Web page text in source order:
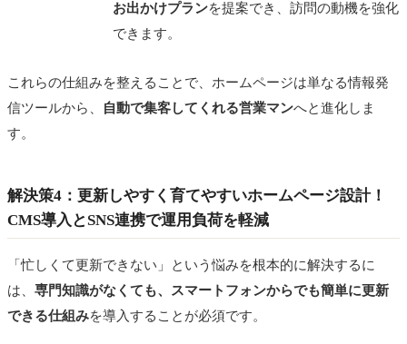
お出かけプランを提案でき、訪問の動機を強化
できます。
これらの仕組みを整えることで、ホームページは単なる情報発
信ツールから、
自動で集客してくれる営業マンへと進化しま
す。
解決策4：更新しやすく育てやすいホームページ設計！
CMS導入とSNS連携で運用負荷を軽減
「忙しくて更新できない」という悩みを根本的に解決するに
は、 専門知識がなくても、スマートフォンからでも簡単に更新
できる仕組みを導入することが必須です。